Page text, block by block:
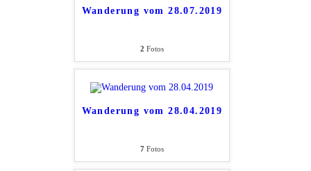
Wanderung vom 28.07.2019
2 Fotos
Wanderung vom 28.04.2019
7Fotos